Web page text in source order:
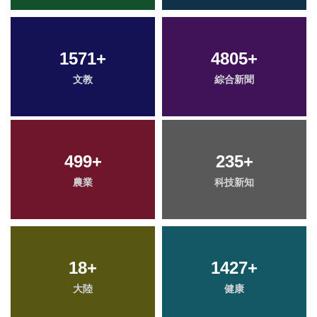
1571+
文教
4805+
綜合新聞
499+
農業
235+
科技新知
18+
大陸
1427+
健康